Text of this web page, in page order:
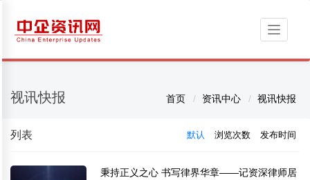
Toggle
视讯快报 首页 资讯中心 视讯快报
列表 默认 浏览次数 发布时间
秉持正义之心 书写律界华章——记资深律师居